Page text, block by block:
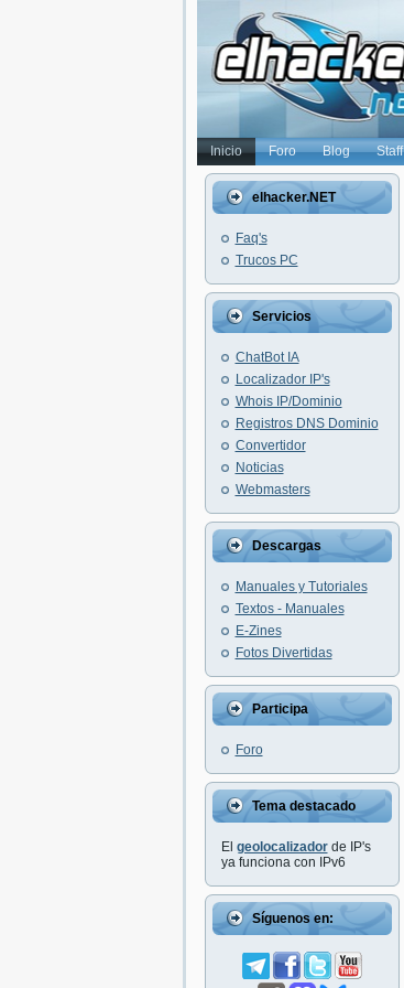
Inicio Foro Blog Staff
elhacker.NET
Faq's
Trucos PC
Servicios
ChatBot IA
Localizador IP's
Whois IP/Dominio
Registros DNS Dominio
Convertidor
Noticias
Webmasters
Descargas
Manuales y Tutoriales
Textos - Manuales
E-Zines
Fotos Divertidas
Participa
Foro
Tema destacado
El geolocalizadorde IP's
ya funciona con IPv6
Síguenos en: